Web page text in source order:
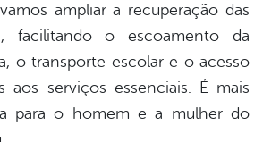
ampliar a recuperação das
facilitando o escoamento da
o transporte escolar e o acesso
aos serviços essenciais. É mais
para o homem e a mulher do